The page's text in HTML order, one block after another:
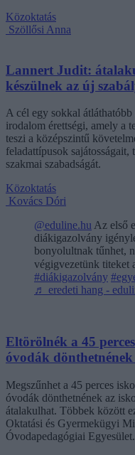
Közoktatás
Szöllősi Anna
Lannert Judit:
készülnek az új
A cél egy sokkal átláthatóbb
irodalom érettségi, amely a
teszi a középszintű
feladattípusok
szakmai szabadságát.
Közoktatás
Kovács Dóri
@eduline.hu Az első
diákigazolvány
bonyolultnak tűnhet,
végigvezetünk titeket
#diákigazolvány
♬ eredeti hang -
Eltörölnék a 45
óvodák
Megszűnhet a 45 perces
óvodák dönthetnének az
átalakulhat. Többek között
Oktatási és Gyermekügyi
Óvodapedagógiai Egyesület.